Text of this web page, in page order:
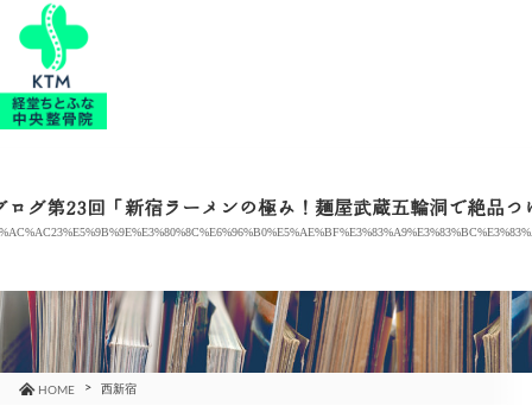
ログ第23回「新宿ラーメンの極み！麺屋武蔵五輪洞で絶品つ
HOME 西新宿
お知らせ
ブログ
コラム